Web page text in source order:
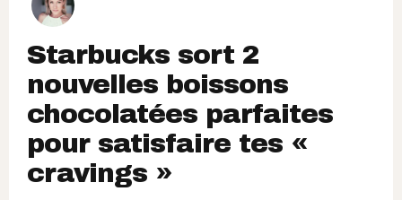
Starbucks sort 2
nouvelles boissons
chocolatées parfaites
pour satisfaire tes «
cravings »